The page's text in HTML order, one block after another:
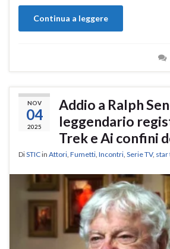
Continua a leggere
NOV
04
2025
Addio a Ralph
leggendario
Trek e Ai confini
DiSTICin Attori, Fumetti, Incontri, Serie TV, star